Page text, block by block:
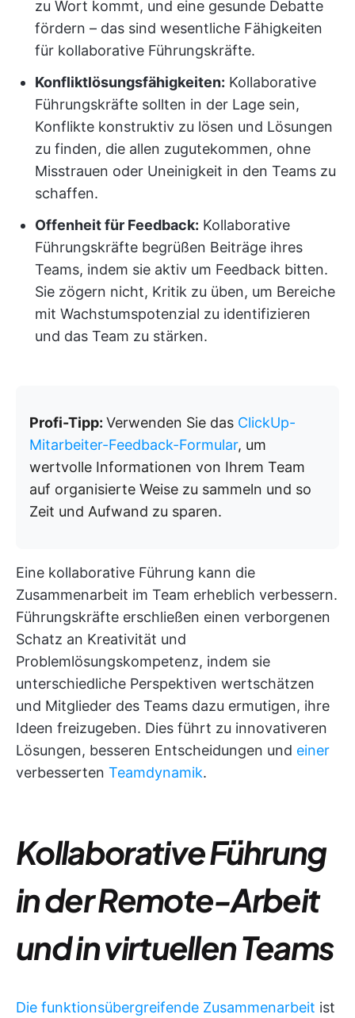
zu Wort kommt, und eine gesunde Debatte
fördern – das sind wesentliche Fähigkeiten
für kollaborative Führungskräfte.
Konfliktlösungsfähigkeiten: Kollaborative
Führungskräfte sollten in der Lage sein,
Konflikte konstruktiv zu lösen und Lösungen
zu finden, die allen zugutekommen, ohne
Misstrauen oder Uneinigkeit in den Teams zu
schaffen.
Offenheit für Feedback: Kollaborative
Führungskräfte begrüßen Beiträge ihres
Teams, indem sie aktiv um Feedback bitten.
Sie zögern nicht, Kritik zu üben, um Bereiche
mit Wachstumspotenzial zu identifizieren
und das Team zu stärken.
Profi-Tipp: Verwenden Sie das ClickUp-
Mitarbeiter-Feedback-Formular, um
wertvolle Informationen von Ihrem Team
auf organisierte Weise zu sammeln und so
Zeit und Aufwand zu sparen.
Eine kollaborative Führung kann die
Zusammenarbeit im Team erheblich verbessern.
Führungskräfte erschließen einen verborgenen
Schatz an Kreativität und
Problemlösungskompetenz, indem sie
unterschiedliche Perspektiven wertschätzen
und Mitglieder des Teams dazu ermutigen, ihre
Ideen freizugeben. Dies führt zu innovativeren
Lösungen, besseren Entscheidungen und einer
verbesserten Teamdynamik.
Kollaborative Führung
in der Remote-Arbeit
und in virtuellen Teams
Die funktionsübergreifende Zusammenarbeit ist